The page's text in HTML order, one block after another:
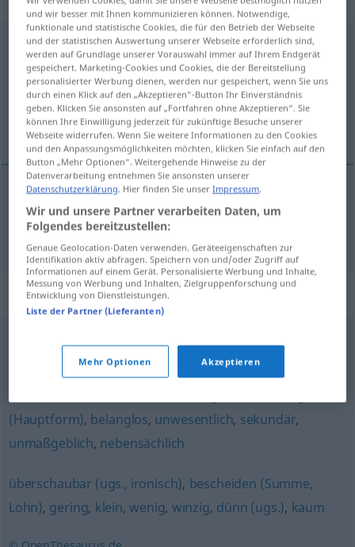
unbedeutend [ˈʊ-]
Übersicht aller Übersetzungen
(Für mehr Details die Übersetzung anklicken/antippen)
onbeduidend, onbelangrijk, onbenullig
onbeduidend,onbelangrijk,onbenullig
unbedeutend
Synonyme für "unbedeutend"
unerheblich,Nebensache,unbeträchtlich,
nachgeordnet
zweitrangig bedeutungslos
(Hauptform), belanglos, unwesentlich, sekundär,
unmaßgeblich, nebensächlich
überschaubar (ugs., ironisch), bescheiden (Summe,
Lohn), gering, klein,wenig, winzig, dünn (ugs.), kaum
und wir besser mit Ihnen kommunizieren können. Notwendige,
funktionale und statistische Cookies, die für den Betrieb der Webseite
und der statistischen Auswertung unserer Webseite erforderlich sind,
werden auf Grundlage unserer Vorauswahl immer auf Ihrem Endgerät
gespeichert. Marketing-Cookies und Cookies, die der Bereitstellung
personalisierter Werbung dienen, werden nur gespeichert, wenn Sie uns
durch einen Klick auf den „Akzeptieren“-Button Ihr Einverständnis
geben. Klicken Sie ansonsten auf „Fortfahren ohne Akzeptieren“. Sie
können Ihre Einwilligung jederzeit für zukünftige Besuche unserer
Webseite widerrufen. Wenn Sie weitere Informationen zu den Cookies
und den Anpassungsmöglichkeiten möchten, klicken Sie einfach auf den
Button „Mehr Optionen“. Weitergehende Hinweise zu der
Datenverarbeitung entnehmen Sie ansonsten unserer
Datenschutzerklärung. Hier finden Sie unserImpressum.
Wir und unsere Partner verarbeiten Daten, um
Folgendes bereitzustellen:
Genaue Geolocation-Daten verwenden. Geräteeigenschaften zur
Identifikation aktiv abfragen. Speichern von und/oder Zugriff auf
Informationen auf einem Gerät. Personalisierte Werbung und Inhalte,
Messung von Werbung und Inhalten, Zielgruppenforschung und
Entwicklung von Dienstleistungen.
Liste der Partner (Lieferanten)
Mehr Optionen Akzeptieren